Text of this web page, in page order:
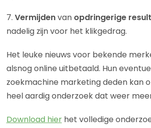
7. Vermijdenvan opdringerige
nadelig zijn voor het klikgedrag.
Het leuke nieuws voor bekende
alsnog online uitbetaald. Hun
zoekmachine marketing deden kan
heel aardig onderzoek dat weer
Download hierhet volledige